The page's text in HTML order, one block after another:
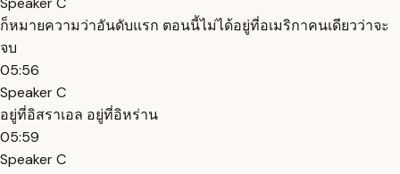
ก็หมายความว่าอันดับแรก ตอนนี้ไม่ได้อยู่ที่อเมริกาคนเดียวว่าจะ
จบ
05:56
Speaker C
อยู่ที่อิสราเอล อยู่ที่อิหร่าน
05:59
Speaker C